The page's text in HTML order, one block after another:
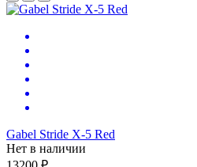
Gabel Stride X-5 Red
Нет в наличии